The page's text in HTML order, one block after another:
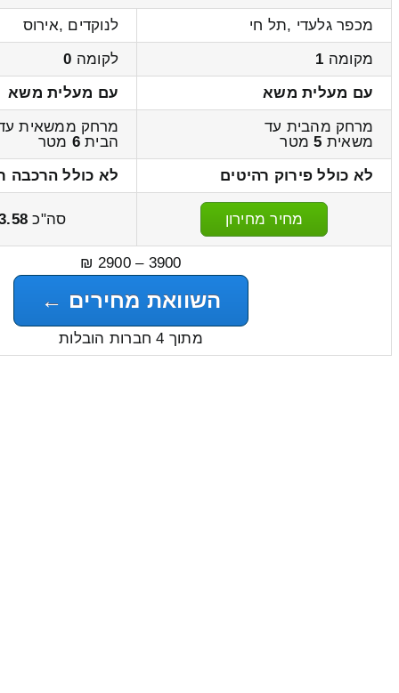
מכפר גלעדי ,תל חי
לנוקדים ,אירוס
מקומה 1 לקומה 0
עם מעלית משא
עם מעלית משא
מרחק מהבית עד
משאית 5מטר
מרחק ממשאית
הבית6 מטר
לא כולל פירוק רהיטים
לא כולל הרכבה
מחיר מחירון סה"כ
3900 – 2900 ₪
השוואת מחירים ←
מתוך 4 חברות הובלות